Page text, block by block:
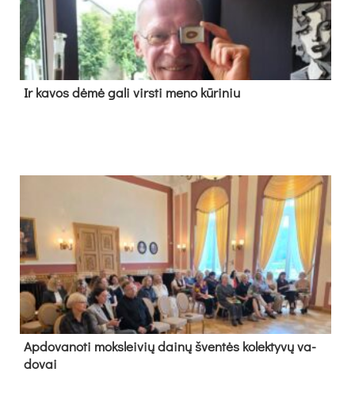
Ir ka­vos dė­mė ga­li virs­ti me­no kū­ri­niu
Ap­do­va­no­ti moks­lei­vių dai­nų šven­tės ko­lek­ty­vų va­
do­vai